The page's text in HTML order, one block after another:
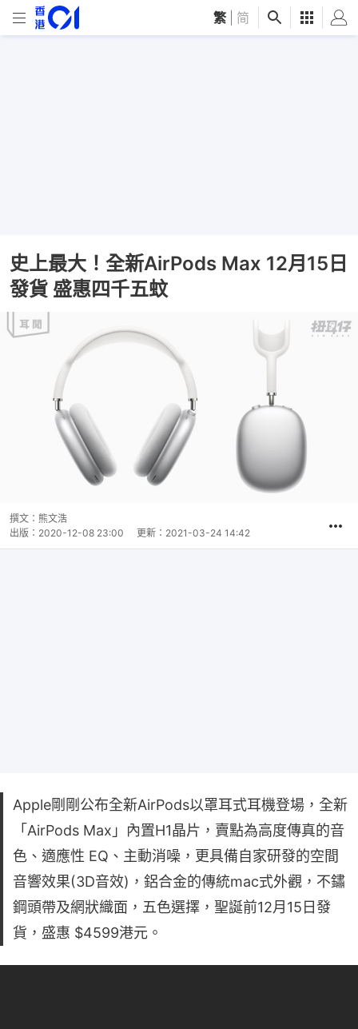
繁 简
史上最大！全新AirPods Max 12月15日
發貨 盛惠四千五蚊
撰文： 熊文浩
出版： 2020-12-08 23:00 更新： 2021-03-24 14:42
Apple剛剛公布全新AirPods以罩耳式耳機登場，全新
「AirPods Max」內置H1晶片，賣點為高度傳真的音
色、適應性 EQ、主動消噪，更具備自家研發的空間
音響效果(3D音效)，鋁合金的傳統mac式外觀，不鏽
鋼頭帶及網狀織面，五色選擇，聖誕前12月15日發
貨，盛惠 $4599港元。